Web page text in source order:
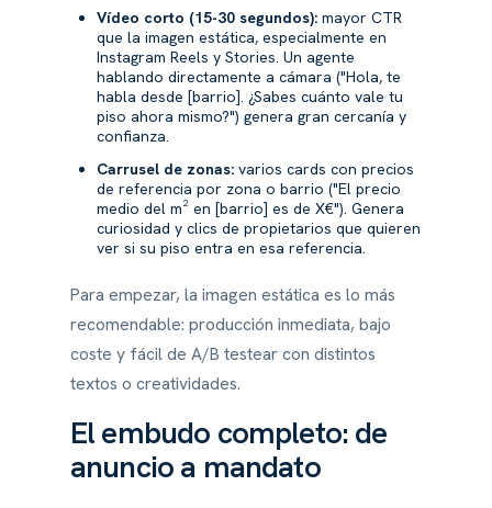
Vídeo corto (15-30 segundos): mayor CTR
que la imagen estática, especialmente en
Instagram Reels y Stories. Un agente
hablando directamente a cámara ("Hola, te
habla desde [barrio]. ¿Sabes cuánto vale tu
piso ahora mismo?") genera gran cercanía y
confianza.
Carrusel de zonas: varios cards con precios
de referencia por zona o barrio ("El precio
medio del m² en [barrio] es de X€"). Genera
curiosidad y clics de propietarios que quieren
ver si su piso entra en esa referencia.
Para empezar, la imagen estática es lo más
recomendable: producción inmediata, bajo
coste y fácil de A/B testear con distintos
textos o creatividades.
El embudo completo: de
anuncio a mandato